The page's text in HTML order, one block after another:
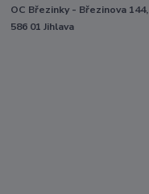
OC Březinky - Březinova 144,
586 01 Jihlava